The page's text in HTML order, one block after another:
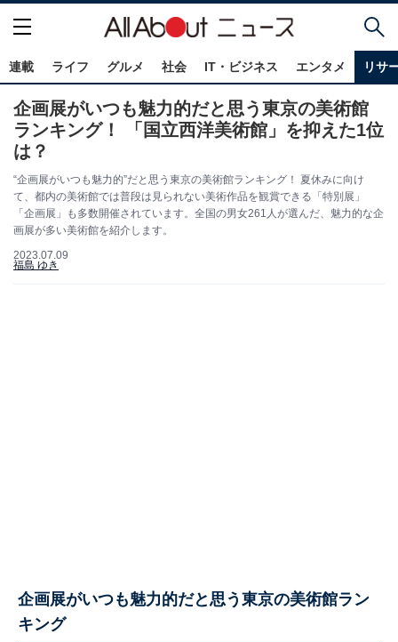
連載 ライフ グルメ 社会 IT・ビジネス エンタメ リサ
企画展がいつも魅力的だと思う東京の美術館
ランキング！ 「国立西洋美術館」を抑えた1位
は？
“企画展がいつも魅力的”だと思う東京の美術館ランキング！ 夏休みに向け
て、都内の美術館では普段は見られない美術作品を観賞できる「特別展」
「企画展」も多数開催されています。全国の男女261人が選んだ、魅力的な企
画展が多い美術館を紹介します。
2023.07.09
福島 ゆき
企画展がいつも魅力的だと思う東京の美術館ラン
キング